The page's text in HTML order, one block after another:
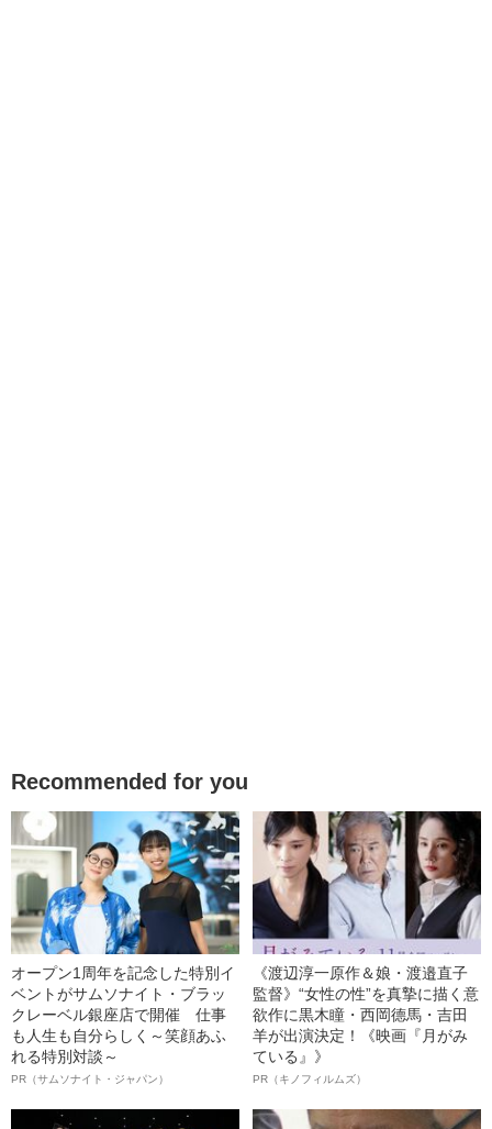
Recommended for you
オープン1周年を記念した特別イ
ベントがサムソナイト・ブラッ
クレーベル銀座店で開催 仕事
も人生も自分らしく～笑顔あふ
れる特別対談～
PR（サムソナイト・ジャパン）
《渡辺淳一原作＆娘・渡邉直子
監督》“女性の性”を真摯に描く意
欲作に黒木瞳・西岡德馬・吉田
羊が出演決定！《映画『月がみ
ている』》
PR（キノフィルムズ）